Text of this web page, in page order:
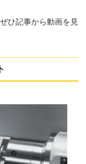
ひ記事から動画を見